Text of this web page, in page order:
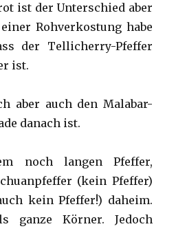
ist der Unterschied aber
Rohverkostung habe
der Tellicherry-Pfeffer
ist.
aber auch den Malabar-
danach ist.
noch langen Pfeffer,
(kein Pfeffer)
kein Pfeffer!) daheim.
ganze Körner. Jedoch